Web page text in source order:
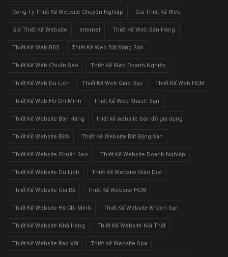
Công Ty Thiết Kế Website Chuyên Nghiệp Giá Thiết Kế Web
Giá Thiết Kế Website Internet Thiết Kế Web Bán Hàng
Thiết Kế Web BĐS Thiết Kế Web Bất Động Sản
Thiết Kế Web Chuẩn Seo Thiết Kế Web Doanh Nghiệp
Thiết Kế Web Du Lịch Thiết Kế Web Giáo Dục Thiết Kế Web HCM
Thiết Kế Web Hồ Chí Minh Thiết Kế Web Khách Sạn
Thiết Kế Website Bán Hàng thiết kế website bán đồ gia dụng
Thiết Kế Website BĐS Thiết Kế Website Bất Động Sản
Thiết Kế Website Chuẩn Seo Thiết Kế Website Doanh Nghiệp
Thiết Kế Website Du Lịch Thiết Kế Website Giáo Dục
Thiết Kế Website Giá Rẻ Thiết Kế Website HCM
Thiết Kế Website Hồ Chí Minh Thiết Kế Website Khách Sạn
Thiết Kế Website Nhà Hàng Thiết Kế Website Nội Thất
Thiết Kế Website Rao Vặt Thiết Kế Website Spa